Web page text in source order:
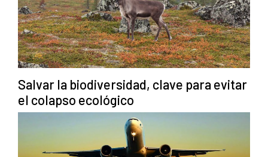
Salvar la biodiversidad, clave para evitar
el colapso ecológico